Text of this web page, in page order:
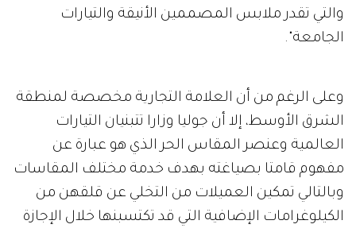
والتي تقدر ملابس المصممين الأنيقة والتيارات
الجامعة".
وعلى الرغم من أن العلامة التجارية مخصصة لمنطقة
الشرق الأوسط، إلا أن جوليا وزارا تتبنيان التيارات
العالمية وعنصر المقاس الحر الذي هو عبارة عن
مفهوم قامتا بصياغته بهدف خدمة مختلف المقاسات
وبالتالي تمكين العميلات من التخلي عن قلقهن من
الكيلوغرامات الإضافية التي قد تكتسبنها خلال الإجازة